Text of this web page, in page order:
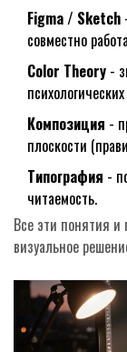
Figma / Sketch
совместно
Color Theory -
Композиция -
плоскости
Типография -
читаемость.
Все эти понятия
визуальное